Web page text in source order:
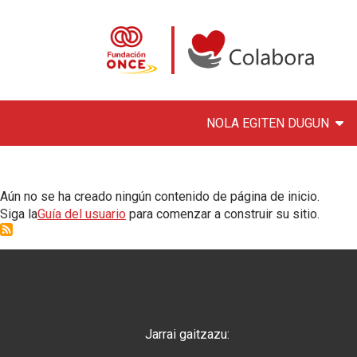
Colabora con la Fundación
NOLA EGITEN DUGUN
Aún no se ha creado ningún contenido de página de inicio.
Siga laGuía del usuario para comenzar a construir su sitio.
Jarrai gaitzazu: